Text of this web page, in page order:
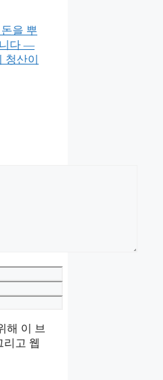
을 뿌
니다 —
산이
해 이 브
리고 웹